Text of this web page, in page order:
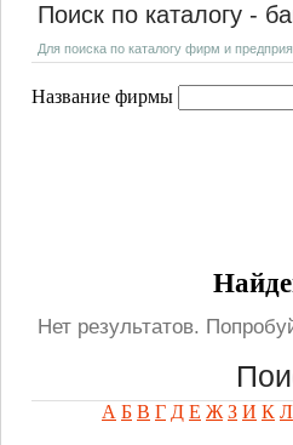
Поиск по каталогу -
Для поиска по каталогу фирм и
Название фирмы
Нет результатов.
А Б В Г Д Е Ж З И К Л